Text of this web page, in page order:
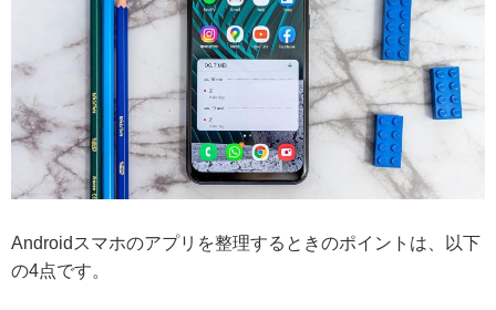
Androidスマホのアプリを整理するときのポイントは、以下
の4点です。